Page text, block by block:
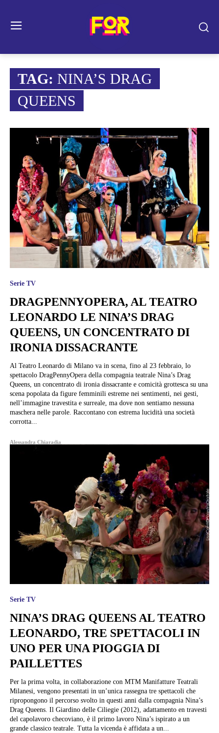
TAG: NINA’S DRAG
QUEENS
Serie TV
DRAGPENNYOPERA, AL TEATRO
LEONARDO LE NINA’S DRAG
QUEENS, UN CONCENTRATO DI
IRONIA DISSACRANTE
Al Teatro Leonardo di Milano va in scena, fino al 23 febbraio, lo
spettacolo DragPennyOpera della compagnia teatrale Nina’s Drag
Queens, un concentrato di ironia dissacrante e comicità grottesca su una
scena popolata da figure femminili estreme nei sentimenti, nei gesti,
nell’immagine travestita e surreale, ma dove non sentiamo nessuna
maschera nelle parole. Raccontano con estrema lucidità una società
corrotta...
Alessandra Chiaradia
Serie TV
NINA’S DRAG QUEENS AL TEATRO
LEONARDO, TRE SPETTACOLI IN
UNO PER UNA PIOGGIA DI
PAILLETTES
Per la prima volta, in collaborazione con MTM Manifatture Teatrali
Milanesi, vengono presentati in un’unica rassegna tre spettacoli che
ripropongono il percorso svolto in questi anni dalla compagnia Nina’s
Drag Queens. Il Giardino delle Ciliegie (2012), adattamento en travesti
del capolavoro checoviano, è il primo lavoro Nina’s ispirato a un
grande classico teatrale. Tutta la vicenda è affidata a un...